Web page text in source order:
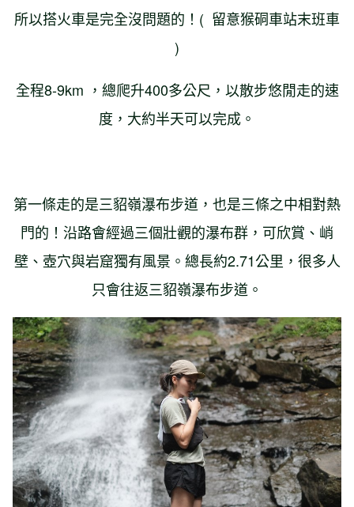
所以搭火車是完全沒問題的！( 留意猴硐車站末班車
)
全程8-9km ，總爬升400多公尺，以散步悠閒走的速
度，大約半天可以完成。
第一條走的是三貂嶺瀑布步道，也是三條之中相對熱
門的！沿路會經過三個壯觀的瀑布群，可欣賞、峭
壁、壺穴與岩窟獨有風景。總長約2.71公里，很多人
只會往返三貂嶺瀑布步道。